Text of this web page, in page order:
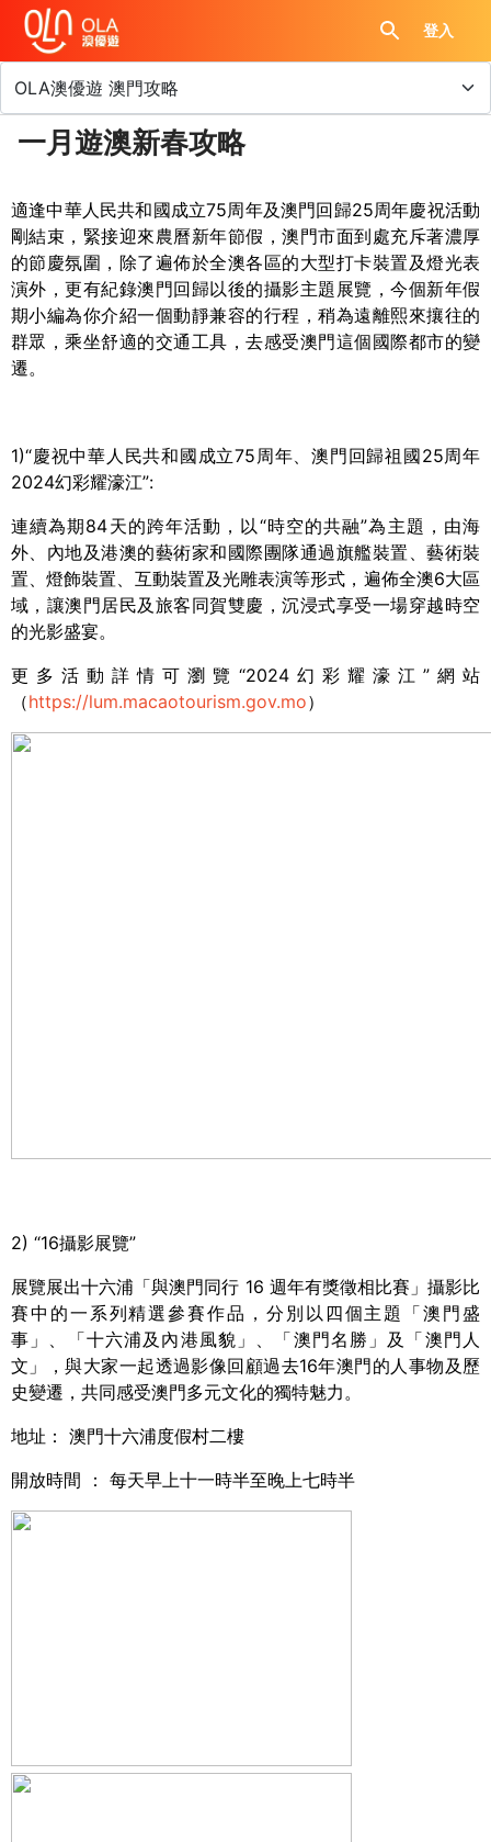
登入
一月遊澳新春攻略
適逢中華人民共和國成立75周年及澳門回歸25周年慶祝活動
剛結束，緊接迎來農曆新年節假，澳門市面到處充斥著濃厚
的節慶氛圍，除了遍佈於全澳各區的大型打卡裝置及燈光表
演外，更有紀錄澳門回歸以後的攝影主題展覽，今個新年假
期小編為你介紹一個動靜兼容的行程，稍為遠離熙來攘往的
群眾，乘坐舒適的交通工具，去感受澳門這個國際都市的變
遷。
1)“慶祝中華人民共和國成立75周年、澳門回歸祖國25周年
2024幻彩耀濠江”:
連續為期84天的跨年活動，以“時空的共融”為主題，由海
外、內地及港澳的藝術家和國際團隊通過旗艦裝置、藝術裝
置、燈飾裝置、互動裝置及光雕表演等形式，遍佈全澳6大區
域，讓澳門居民及旅客同賀雙慶，沉浸式享受一場穿越時空
的光影盛宴。
更多活動詳情可瀏覽“2024幻彩耀濠江”網站
（https://lum.macaotourism.gov.mo）
2) “16攝影展覽”
展覽展出十六浦「與澳門同行 16 週年有獎徵相比賽」攝影比
賽中的一系列精選參賽作品，分別以四個主題「澳門盛
事」、「十六浦及內港風貌」、「澳門名勝」及「澳門人
文」，與大家一起透過影像回顧過去16年澳門的人事物及歷
史變遷，共同感受澳門多元文化的獨特魅力。
地址： 澳門十六浦度假村二樓
開放時間 ： 每天早上十一時半至晚上七時半